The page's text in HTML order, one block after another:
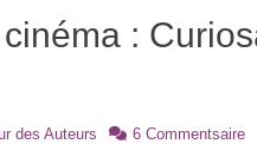
:
des Auteurs 6 Commentsaire